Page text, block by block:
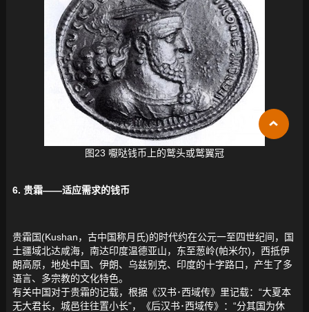
图23 嚈哒钱币上的鹫头或鹫翼冠
6. 贵霜——适应需求的钱币
贵霜国(Kushan，古中国称月氏)的时代约在公元一至四世纪间，国
土疆域北达咸海，南达印度温德亚山，东至葱岭(帕米尔)，西抵伊
朗高原，地处中国、伊朗、乌兹别克、印度的十字路口，产生了多
语言、多宗教的文化特色。
有关中国对于贵霜的记载，根据《汉书･西域传》里记载：“大夏本
无大君长，城邑往往置小长”，《后汉书･西域传》：“分其国为休